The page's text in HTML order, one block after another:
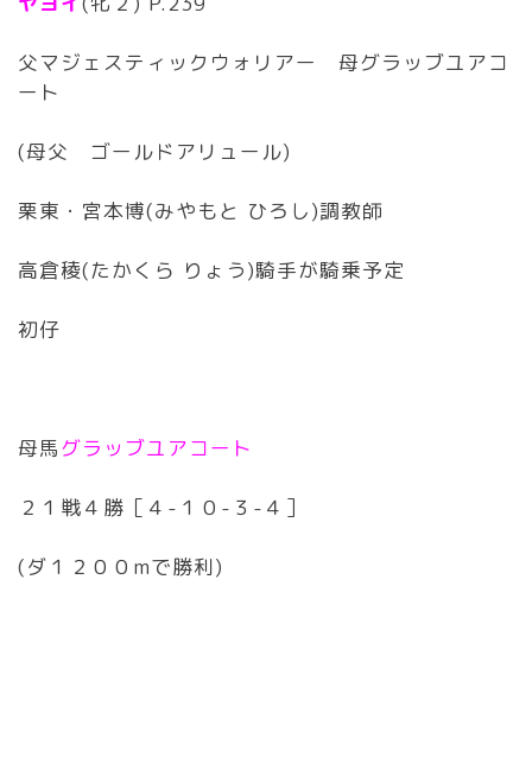
父マジェスティックウォリアー 母グラッブユアコ
ート
(母父 ゴールドアリュール)
栗東・宮本博(みやもと ひろし)調教師
高倉稜(たかくら りょう)騎手が騎乗予定
初仔
母馬グラッブユアコート
２１戦４勝［４-１０-３-４］
(ダ１２００mで勝利)